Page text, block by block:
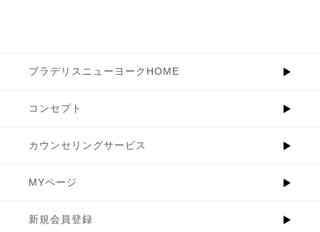
ブラデリスニューヨークHOME
コンセプト
カウンセリングサービス
MYページ
新規会員登録